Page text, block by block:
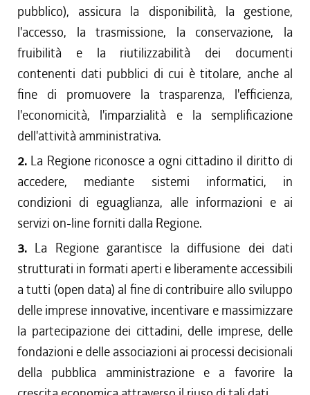
pubblico), assicura la disponibilità, la gestione,
l'accesso, la trasmissione, la conservazione, la
fruibilità e la riutilizzabilità dei documenti
contenenti dati pubblici di cui è titolare, anche al
fine di promuovere la trasparenza, l'efficienza,
l'economicità, l'imparzialità e la semplificazione
dell'attività amministrativa.
2. La Regione riconosce a ogni cittadino il diritto di
accedere, mediante sistemi informatici, in
condizioni di eguaglianza, alle informazioni e ai
servizi on-line forniti dalla Regione.
3. La Regione garantisce la diffusione dei dati
strutturati in formati aperti e liberamente accessibili
a tutti (open data) al fine di contribuire allo sviluppo
delle imprese innovative, incentivare e massimizzare
la partecipazione dei cittadini, delle imprese, delle
fondazioni e delle associazioni ai processi decisionali
della pubblica amministrazione e a favorire la